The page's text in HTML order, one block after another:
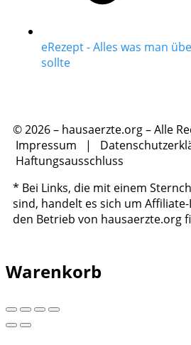
eRezept - Alles was man
sollte
© 2026 – hausaerzte.org – Alle
Impressum |
Haftungsausschluss
* Bei Links, die mit einem
sind, handelt es sich um
den Betrieb von hausaerzte.org
Warenkorb